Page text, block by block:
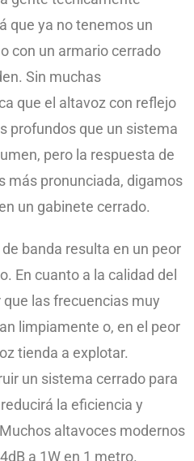
que ya no tenemos un
con un armario cerrado
Sin muchas
que el altavoz con reflejo
profundos que un sistema
pero la respuesta de
más pronunciada, digamos
un gabinete cerrado.
banda resulta en un peor
En cuanto a la calidad del
las frecuencias muy
limpiamente o, en el peor
tienda a explotar.
un sistema cerrado para
la eficiencia y
altavoces modernos
a 1W en 1 metro.